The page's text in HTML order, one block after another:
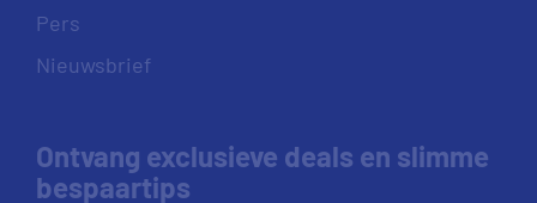
Pers
Nieuwsbrief
Ontvang exclusieve deals en slimme
bespaartips